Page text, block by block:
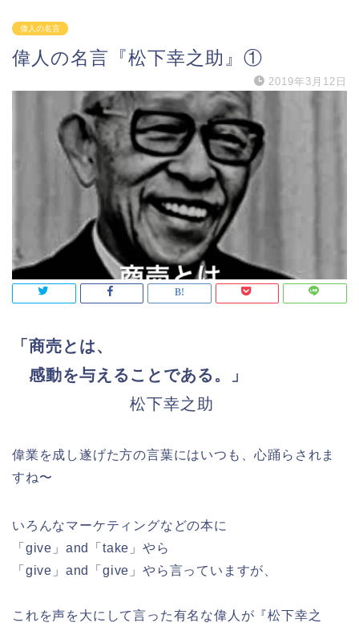
偉人の名言
偉人の名言『松下幸之助』①
2019年3月12日
「商売とは、
感動を与えることである。」
松下幸之助
偉業を成し遂げた方の言葉にはいつも、心踊らされま
すね〜
いろんなマーケティングなどの本に
「give」and「take」やら
「give」and「give」やら言っていますが、
これを声を大にして言った有名な偉人が『松下幸之